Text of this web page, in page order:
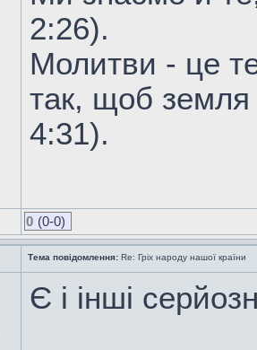
2:26).
Молитви - це
так, щоб земля
4:31).
0 (0-0)
Тема повідомлення: Re: Гріх народу нашої країни
Є і інші